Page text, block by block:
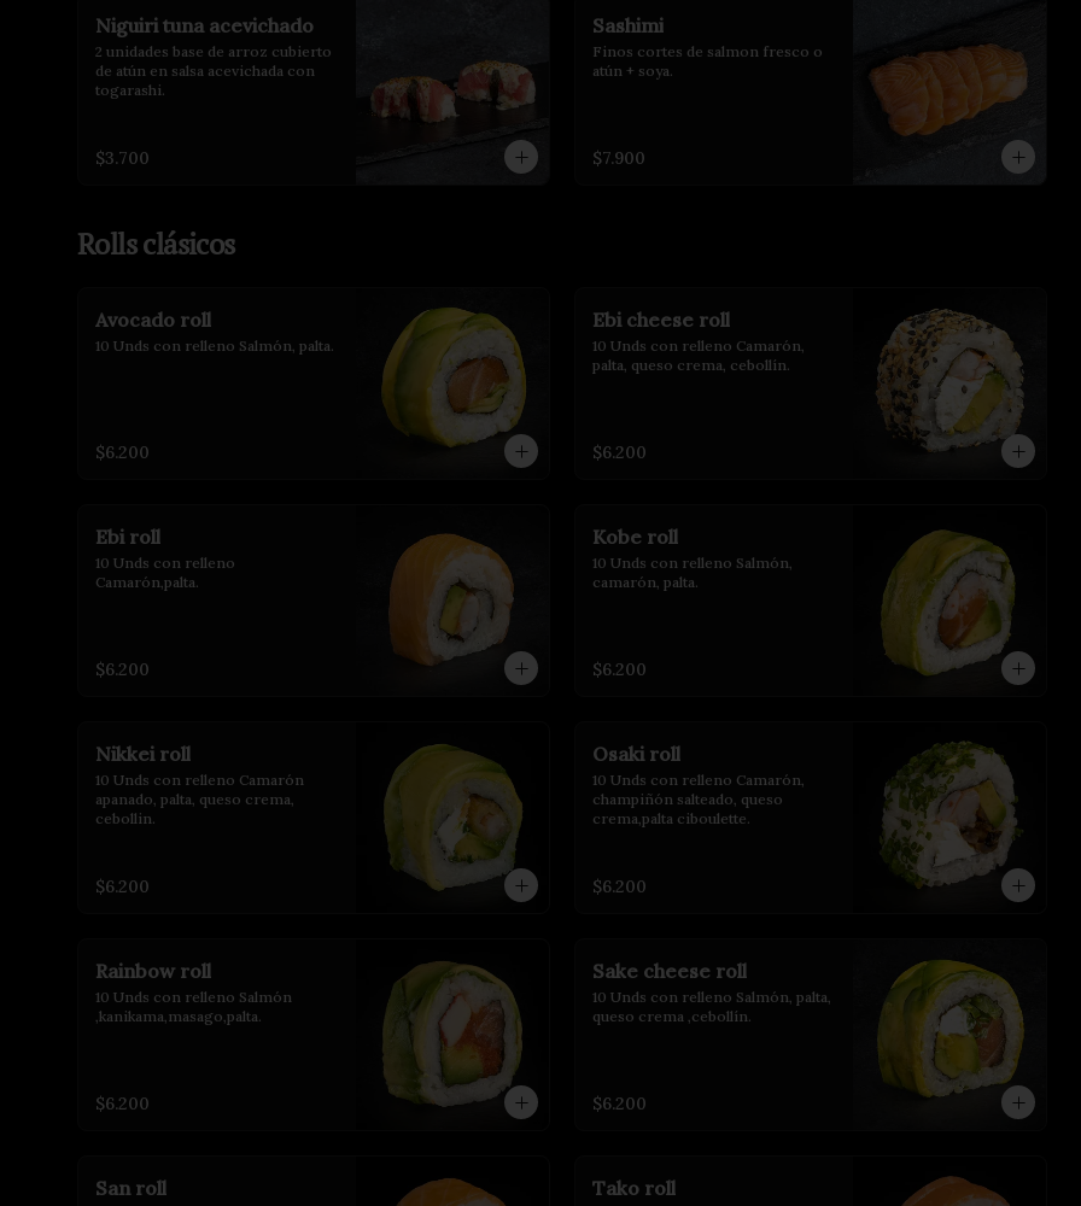
Niguiri tuna acevichado
2 unidades base de arroz cubierto
de atún en salsa acevichada con
togarashi.
$3.700
Sashimi
Finos cortes de salmon fresco o
atún + soya.
$7.900
Rolls clásicos
Avocado roll
10 Unds con relleno Salmón, palta.
$6.200
Ebi cheese roll
10 Unds con relleno Camarón,
palta, queso crema, cebollín.
$6.200
Ebi roll
10 Unds con relleno
Camarón,palta.
$6.200
Kobe roll
10 Unds con relleno Salmón,
camarón, palta.
$6.200
Nikkei roll
10 Unds con relleno Camarón
apanado, palta, queso crema,
cebollin.
$6.200
Osaki roll
10 Unds con relleno Camarón,
champiñón salteado, queso
crema,palta ciboulette.
$6.200
Rainbow roll
10 Unds con relleno Salmón
,kanikama,masago,palta.
$6.200
Sake cheese roll
10 Unds con relleno Salmón, palta,
queso crema ,cebollín.
$6.200
San roll Tako roll